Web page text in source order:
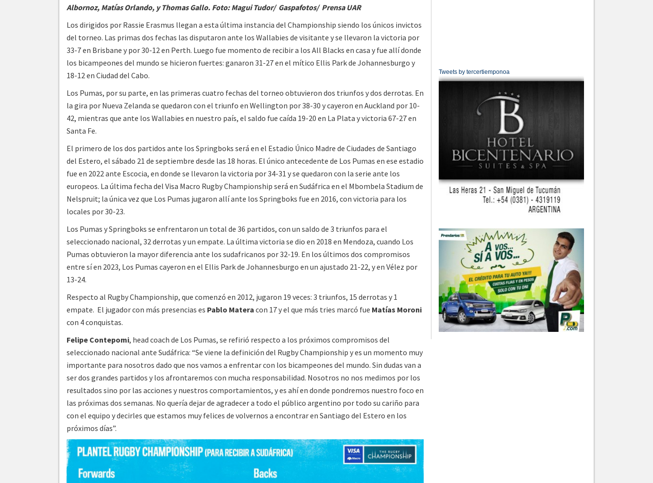
Albornoz, Matías Orlando, y Thomas Gallo. Foto: Magui Tudor/ Gaspafotos/ Prensa UAR
Los dirigidos por Rassie Erasmus llegan a esta última instancia del Championship siendo los únicos invictos
del torneo. Las primas dos fechas las disputaron ante los Wallabies de visitante y se llevaron la victoria por
33-7 en Brisbane y por 30-12 en Perth. Luego fue momento de recibir a los All Blacks en casa y fue allí donde
los bicampeones del mundo se hicieron fuertes: ganaron 31-27 en el mítico Ellis Park de Johannesburgo y
18-12 en Ciudad del Cabo.
Los Pumas, por su parte, en las primeras cuatro fechas del torneo obtuvieron dos triunfos y dos derrotas. En
la gira por Nueva Zelanda se quedaron con el triunfo en Wellington por 38-30 y cayeron en Auckland por 10-
42, mientras que ante los Wallabies en nuestro país, el saldo fue caída 19-20 en La Plata y victoria 67-27 en
Santa Fe.
El primero de los dos partidos ante los Springboks será en el Estadio Único Madre de Ciudades de Santiago
del Estero, el sábado 21 de septiembre desde las 18 horas. El único antecedente de Los Pumas en ese estadio
fue en 2022 ante Escocia, en donde se llevaron la victoria por 34-31 y se quedaron con la serie ante los
europeos. La última fecha del Visa Macro Rugby Championship será en Sudáfrica en el Mbombela Stadium de
Nelspruit; la única vez que Los Pumas jugaron allí ante los Springboks fue en 2016, con victoria para los
locales por 30-23.
Los Pumas y Springboks se enfrentaron un total de 36 partidos, con un saldo de 3 triunfos para el
seleccionado nacional, 32 derrotas y un empate. La última victoria se dio en 2018 en Mendoza, cuando Los
Pumas obtuvieron la mayor diferencia ante los sudafricanos por 32-19. En los últimos dos compromisos
entre sí en 2023, Los Pumas cayeron en el Ellis Park de Johannesburgo en un ajustado 21-22, y en Vélez por
13-24.
Respecto al Rugby Championship, que comenzó en 2012, jugaron 19 veces: 3 triunfos, 15 derrotas y 1
empate. El jugador con más presencias es Pablo Matera con 17 y el que más tries marcó fue Matías Moroni
con 4 conquistas.
Felipe Contepomi, head coach de Los Pumas, se refirió respecto a los próximos compromisos del
seleccionado nacional ante Sudáfrica: “Se viene la definición del Rugby Championship y es un momento muy
importante para nosotros dado que nos vamos a enfrentar con los bicampeones del mundo. Sin dudas van a
ser dos grandes partidos y los afrontaremos con mucha responsabilidad. Nosotros no nos medimos por los
resultados sino por las acciones y nuestros comportamientos, y es ahí en donde pondremos nuestro foco en
las próximas dos semanas. No quería dejar de agradecer a todo el público argentino por todo su cariño para
con el equipo y decirles que estamos muy felices de volvernos a encontrar en Santiago del Estero en los
próximos días”.
Tweets by tercertiemponoa